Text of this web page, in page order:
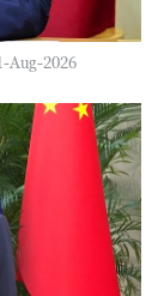
Aug-2026